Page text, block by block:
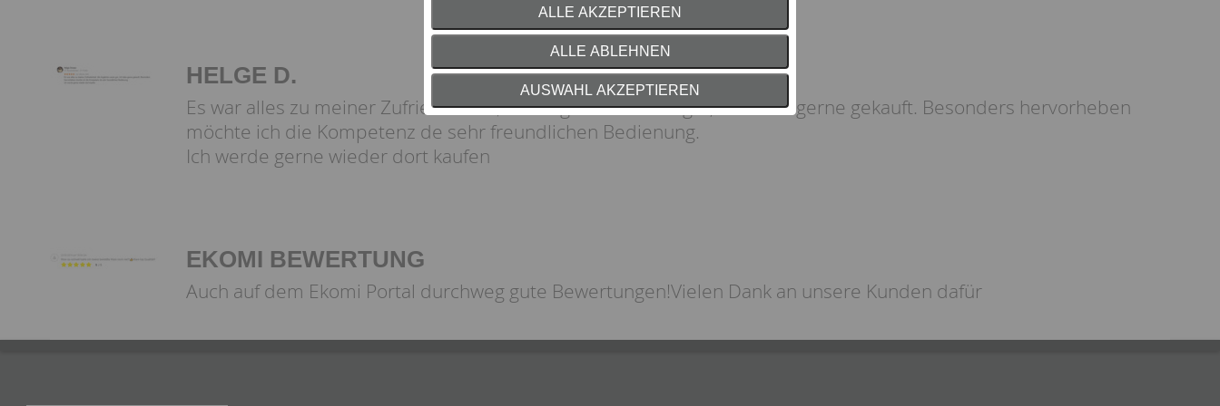
ALLE AKZEPTIEREN
ALLE ABLEHNEN
AUSWAHL AKZEPTIEREN
HELGE D.
Es war alles zu meiner Zufriedenheit; die Angebote waren gut, ich habe gerne gekauft. Besonders hervorheben
möchte ich die Kompetenz de sehr freundlichen Bedienung.
Ich werde gerne wieder dort kaufen
EKOMI BEWERTUNG
Auch auf dem Ekomi Portal durchweg gute Bewertungen!Vielen Dank an unsere Kunden dafür